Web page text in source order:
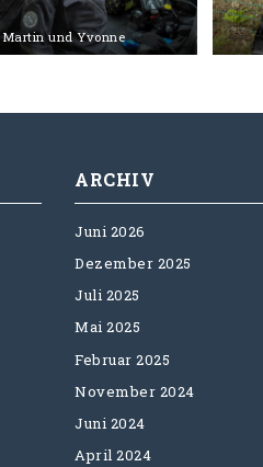
Martin und Yvonne
ARCHIV
Juni 2026
Dezember 2025
Juli 2025
Mai 2025
Februar 2025
November 2024
Juni 2024
April 2024